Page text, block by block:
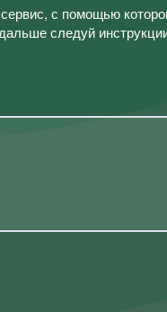
с помощью
следуй